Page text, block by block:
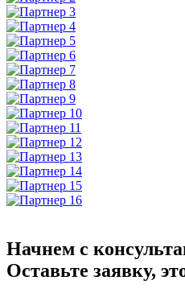
Начнем с
Оставьте заявку,